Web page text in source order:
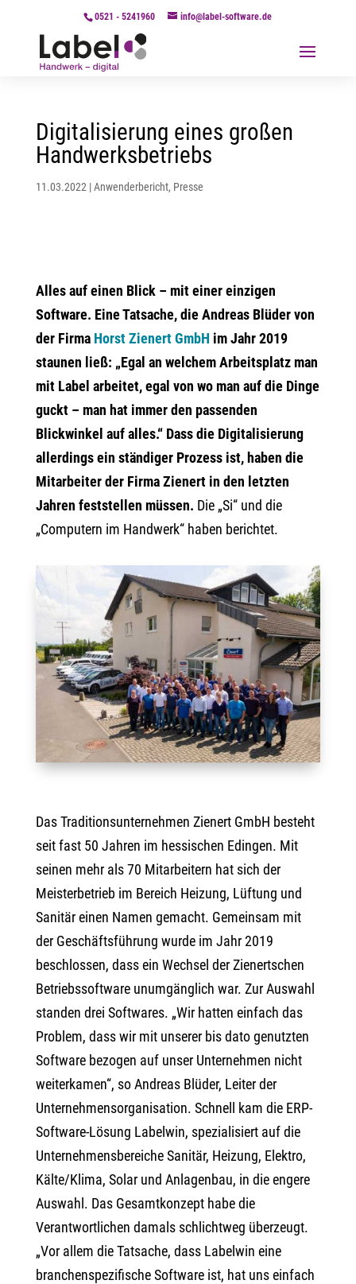
0521 - 5241960 info@label-software.de
Digitalisierung eines großen
Handwerksbetriebs
11.03.2022 |Anwenderbericht, Presse
Alles auf einen Blick – mit einer einzigen
Software. Eine Tatsache, die Andreas Blüder von
der Firma Horst Zienert GmbH im Jahr 2019
staunen ließ: „Egal an welchem Arbeitsplatz man
mit Label arbeitet, egal von wo man auf die Dinge
guckt – man hat immer den passenden
Blickwinkel auf alles.“ Dass die Digitalisierung
allerdings ein ständiger Prozess ist, haben die
Mitarbeiter der Firma Zienert in den letzten
Jahren feststellen müssen. Die „Si“ und die
„Computern im Handwerk“ haben berichtet.
Das Traditionsunternehmen Zienert GmbH besteht
seit fast 50 Jahren im hessischen Edingen. Mit
seinen mehr als 70 Mitarbeitern hat sich der
Meisterbetrieb im Bereich Heizung, Lüftung und
Sanitär einen Namen gemacht. Gemeinsam mit
der Geschäftsführung wurde im Jahr 2019
beschlossen, dass ein Wechsel der Zienertschen
Betriebssoftware unumgänglich war. Zur Auswahl
standen drei Softwares. „Wir hatten einfach das
Problem, dass wir mit unserer bis dato genutzten
Software bezogen auf unser Unternehmen nicht
weiterkamen“, so Andreas Blüder, Leiter der
Unternehmensorganisation. Schnell kam die ERP-
Software-Lösung Labelwin, spezialisiert auf die
Unternehmensbereiche Sanitär, Heizung, Elektro,
Kälte/Klima, Solar und Anlagenbau, in die engere
Auswahl. Das Gesamtkonzept habe die
Verantwortlichen damals schlichtweg überzeugt.
„Vor allem die Tatsache, dass Labelwin eine
branchenspezifische Software ist, hat uns einfach